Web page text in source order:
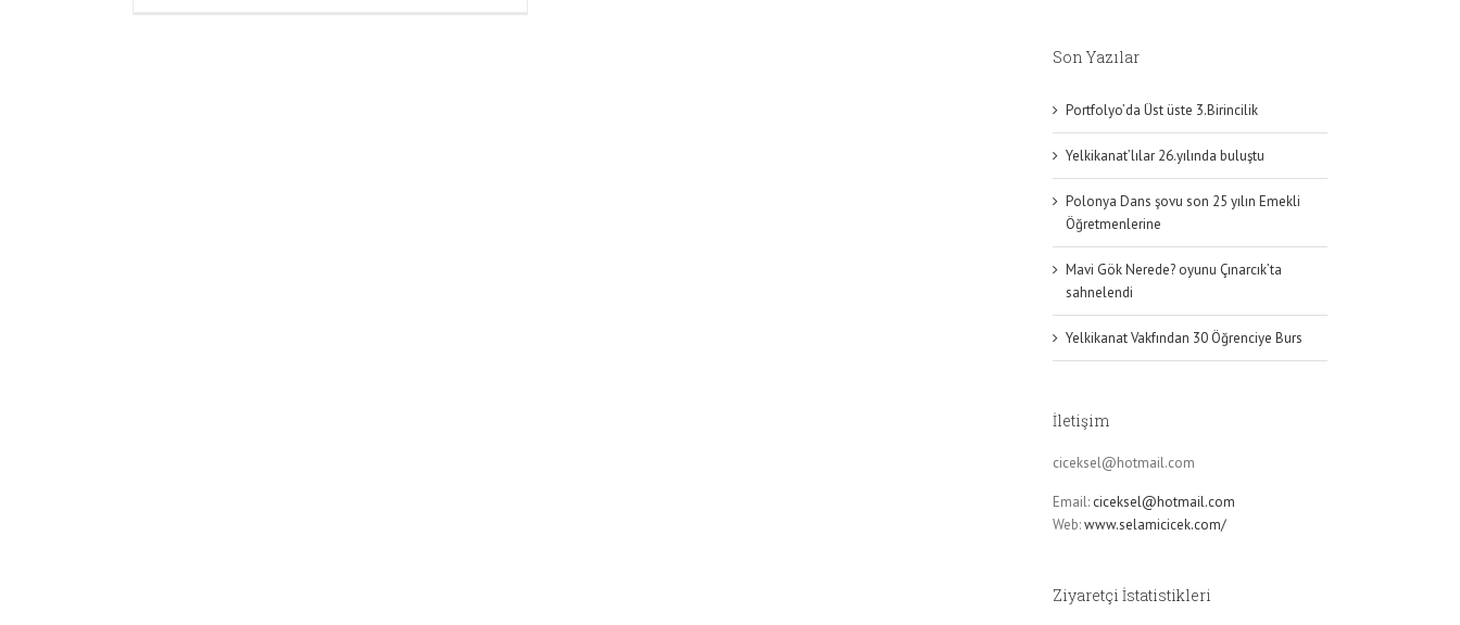
Son Yazılar
Portfolyo’da Üst üste 3.Birincilik
Yelkikanat’lılar 26.yılında buluştu
Polonya Dans şovu son 25 yılın Emekli
Öğretmenlerine
Mavi Gök Nerede? oyunu Çınarcık’ta
sahnelendi
Yelkikanat Vakfından 30 Öğrenciye Burs
İletişim
ciceksel@hotmail.com
Email: ciceksel@hotmail.com
Web:www.selamicicek.com/
Ziyaretçi İstatistikleri